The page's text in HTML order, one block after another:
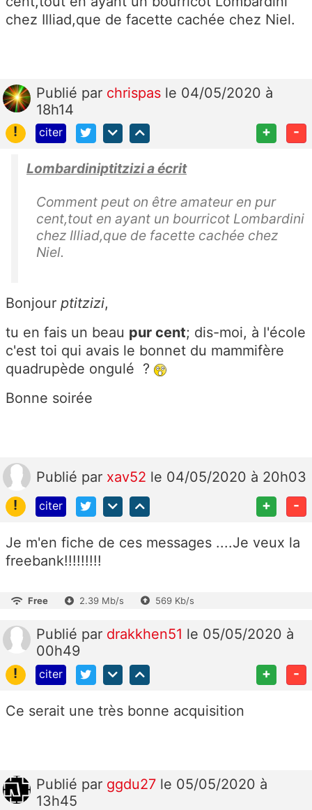
chez Illiad,que de facette cachée chez Niel.
Publié par chrispas le 04/05/2020 à
18h14
!
citer + -
Lombardiniptitzizi a écrit
Comment peut on être amateur en pur
cent,tout en ayant un bourricot Lombardini
chez Illiad,que de facette cachée chez
Niel.
Bonjour ptitzizi,
tu en fais un beau pur cent; dis-moi, à l'école
c'est toi qui avais le bonnet du mammifère
quadrupède ongulé ?
Bonne soirée
Publié par xav52 le 04/05/2020 à 20h03
!
citer + -
Je m'en fiche de ces messages ....Je veux la
freebank!!!!!!!!!
Free 2.39 Mb/s 569 Kb/s
Publié par drakkhen51 le 05/05/2020 à
00h49
!
citer + -
Ce serait une très bonne acquisition
Publié par ggdu27 le 05/05/2020 à
13h45